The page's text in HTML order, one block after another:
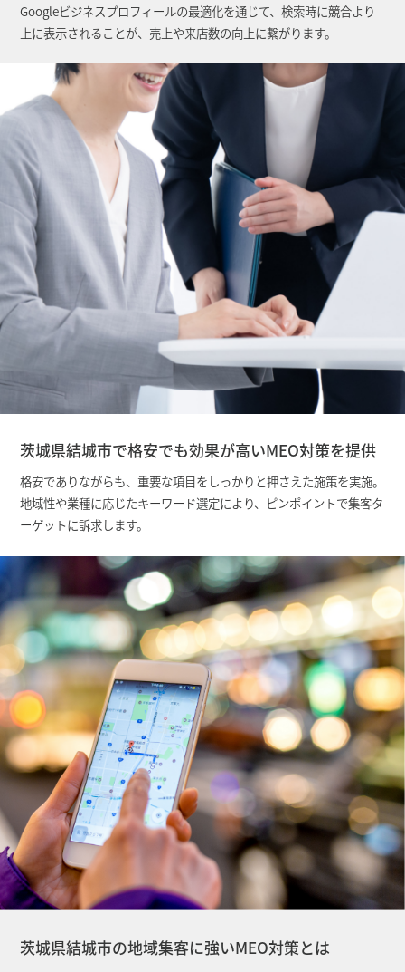
Googleビジネスプロフィールの最適化を通じて、検索時に競合より
上に表示されることが、売上や来店数の向上に繋がります。
茨城県結城市で格安でも効果が高いMEO対策を提供
格安でありながらも、重要な項目をしっかりと押さえた施策を実施。
地域性や業種に応じたキーワード選定により、ピンポイントで集客タ
ーゲットに訴求します。
茨城県結城市の地域集客に強いMEO対策とは